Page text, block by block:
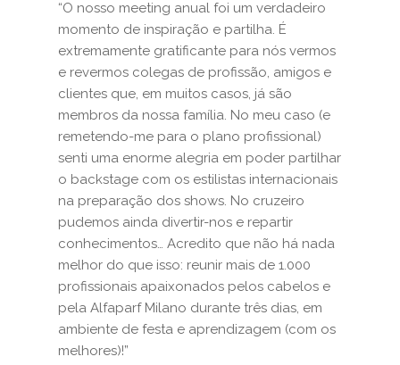
“O nosso meeting anual foi um verdadeiro
momento de inspiração e partilha. É
extremamente gratificante para nós vermos
e revermos colegas de profissão, amigos e
clientes que, em muitos casos, já são
membros da nossa família. No meu caso (e
remetendo-me para o plano profissional)
senti uma enorme alegria em poder partilhar
o backstage com os estilistas internacionais
na preparação dos shows. No cruzeiro
pudemos ainda divertir-nos e repartir
conhecimentos… Acredito que não há nada
melhor do que isso: reunir mais de 1.000
profissionais apaixonados pelos cabelos e
pela Alfaparf Milano durante três dias, em
ambiente de festa e aprendizagem (com os
melhores)!”